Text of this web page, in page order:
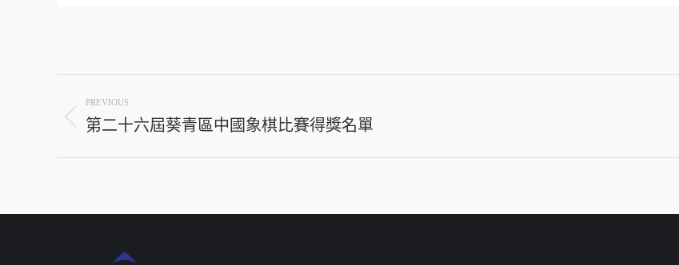
navigation
PREVIOUS
Previous
第二十六屆葵青區中國象棋比賽得獎名單